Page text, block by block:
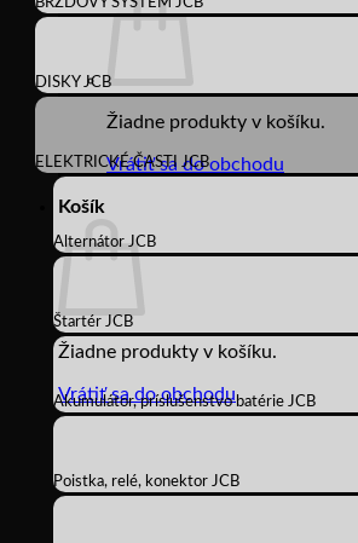
Žiadne produkty v košíku.
Vrátiť sa do obchodu
Košík
Žiadne produkty v košíku.
Vrátiť sa do obchodu
DISKY JCB
ELEKTRICKÉ ČASTI JCB
Alternátor JCB
Štartér JCB
Akumulátor, príslušenstvo batérie JCB
Poistka, relé, konektor JCB